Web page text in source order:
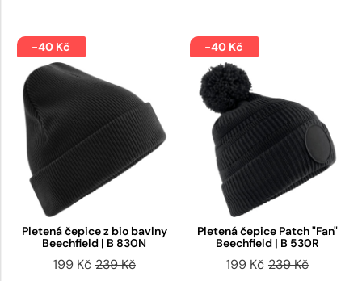
-40 Kč
Pletená čepice z bio bavlny
Beechfield | B 830N
199 Kč 239 Kč
-40 Kč
Pletená čepice Patch "Fan"
Beechfield | B 530R
199 Kč 239 Kč